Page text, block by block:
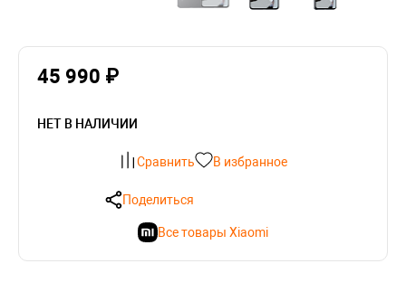
45 990 ₽
НЕТ В НАЛИЧИИ
Сравнить В избранное
Поделиться
Все товары Xiaomi